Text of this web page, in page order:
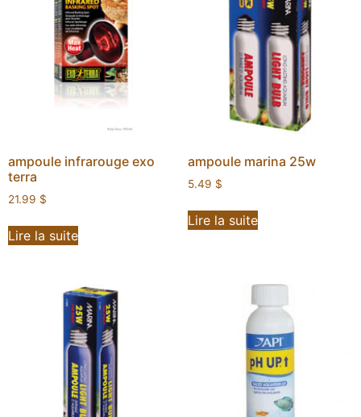
ampoule infrarouge exo
terra
21.99 $
Lire la suite
ampoule marina 25w
5.49 $
Lire la suite